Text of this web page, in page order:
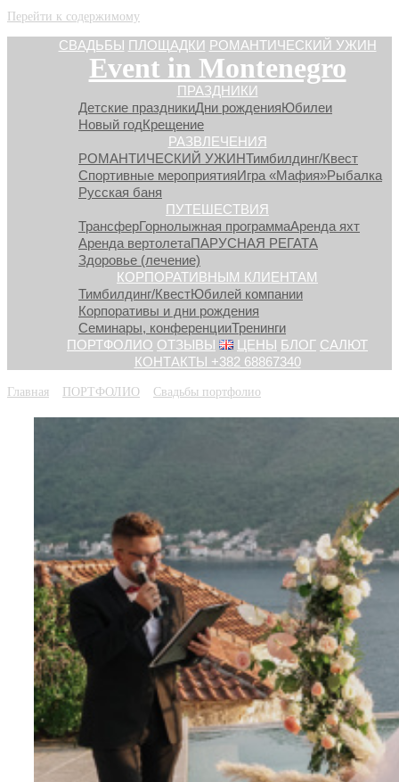
Перейти к содержимому
СВАДЬБЫ ПЛОЩАДКИ РОМАНТИЧЕСКИЙ УЖИН
Event in Montenegro
ПРАЗДНИКИ
Детские праздникиДни рожденияЮбилеи
Новый годКрещение
РАЗВЛЕЧЕНИЯ
РОМАНТИЧЕСКИЙ УЖИНТимбилдинг/Квест
Спортивные мероприятияИгра «Мафия»Рыбалка
Русская баня
ПУТЕШЕСТВИЯ
ТрансферГорнолыжная программаАренда яхт
Аренда вертолетаПАРУСНАЯ РЕГАТА
Здоровье (лечение)
КОРПОРАТИВНЫМ КЛИЕНТАМ
Тимбилдинг/КвестЮбилей компании
Корпоративы и дни рождения
Семинары, конференцииТренинги
ПОРТФОЛИО ОТЗЫВЫ ЦЕНЫ БЛОГ САЛЮТ
КОНТАКТЫ +382 68867340
Главная ПОРТФОЛИО Свадьбы портфолио